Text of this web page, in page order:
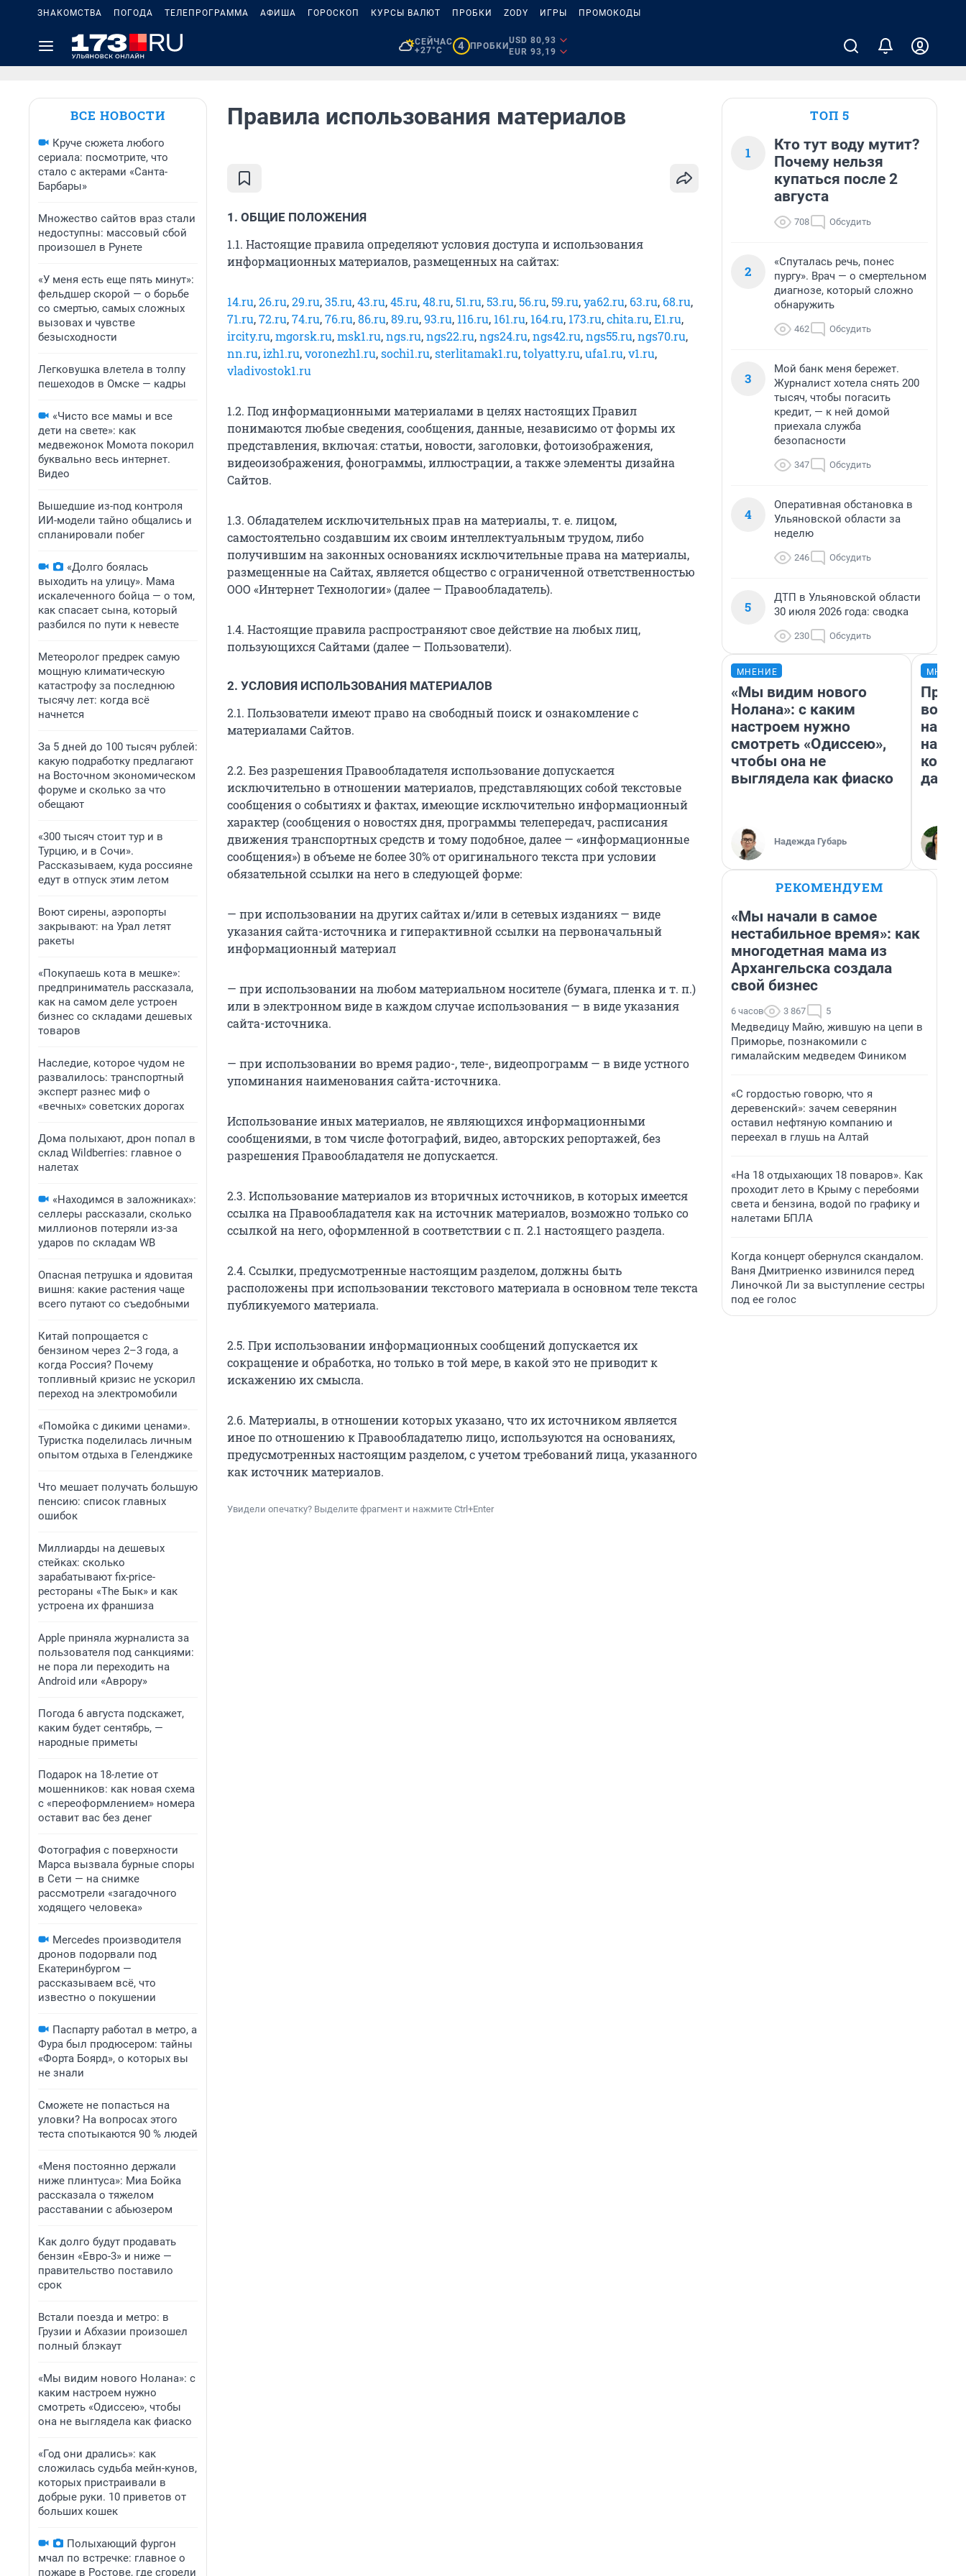
ЗНАКОМСТВА ПОГОДА ТЕЛЕПРОГРАММА АФИША ГОРОСКОП КУРСЫ ВАЛЮТ ПРОБКИ ZODY ИГРЫ ПРОМОКОДЫ
СЕЙЧАС
+27°C
4 ПРОБКИ
USD 80,93
EUR 93,19
ВСЕ НОВОСТИ
Круче сюжета любого
сериала: посмотрите, что
стало с актерами «Санта-
Барбары»
Множество сайтов враз стали
недоступны: массовый сбой
произошел в Рунете
«У меня есть еще пять минут»:
фельдшер скорой — о борьбе
со смертью, самых сложных
вызовах и чувстве
безысходности
Легковушка влетела в толпу
пешеходов в Омске — кадры
«Чисто все мамы и все
дети на свете»: как
медвежонок Момота покорил
буквально весь интернет.
Видео
Вышедшие из-под контроля
ИИ-модели тайно общались и
спланировали побег
«Долго боялась
выходить на улицу». Мама
искалеченного бойца — о том,
как спасает сына, который
разбился по пути к невесте
Метеоролог предрек самую
мощную климатическую
катастрофу за последнюю
тысячу лет: когда всё
начнется
За 5 дней до 100 тысяч рублей:
какую подработку предлагают
на Восточном экономическом
форуме и сколько за что
обещают
«300 тысяч стоит тур и в
Турцию, и в Сочи».
Рассказываем, куда россияне
едут в отпуск этим летом
Воют сирены, аэропорты
закрывают: на Урал летят
ракеты
«Покупаешь кота в мешке»:
предприниматель рассказала,
как на самом деле устроен
бизнес со складами дешевых
товаров
Наследие, которое чудом не
развалилось: транспортный
эксперт разнес миф о
«вечных» советских дорогах
Дома полыхают, дрон попал в
склад Wildberries: главное о
налетах
«Находимся в заложниках»:
селлеры рассказали, сколько
миллионов потеряли из-за
ударов по складам WB
Опасная петрушка и ядовитая
вишня: какие растения чаще
всего путают со съедобными
Китай попрощается с
бензином через 2–3 года, а
когда Россия? Почему
топливный кризис не ускорил
переход на электромобили
«Помойка с дикими ценами».
Туристка поделилась личным
опытом отдыха в Геленджике
Что мешает получать большую
пенсию: список главных
ошибок
Миллиарды на дешевых
стейках: сколько
зарабатывают fix-price-
рестораны «The Бык» и как
устроена их франшиза
Apple приняла журналиста за
пользователя под санкциями:
не пора ли переходить на
Android или «Аврору»
Погода 6 августа подскажет,
каким будет сентябрь, —
народные приметы
Подарок на 18-летие от
мошенников: как новая схема
с «переоформлением» номера
оставит вас без денег
Фотография с поверхности
Марса вызвала бурные споры
в Сети — на снимке
рассмотрели «загадочного
ходящего человека»
Mercedes производителя
дронов подорвали под
Екатеринбургом —
рассказываем всё, что
известно о покушении
Паспарту работал в метро, а
Фура был продюсером: тайны
«Форта Боярд», о которых вы
не знали
Сможете не попасться на
уловки? На вопросах этого
теста спотыкаются 90 % людей
«Меня постоянно держали
ниже плинтуса»: Миа Бойка
рассказала о тяжелом
расставании с абьюзером
Как долго будут продавать
бензин «Евро-3» и ниже —
правительство поставило
срок
Встали поезда и метро: в
Грузии и Абхазии произошел
полный блэкаут
«Мы видим нового Нолана»: с
каким настроем нужно
смотреть «Одиссею», чтобы
она не выглядела как фиаско
«Год они дрались»: как
сложилась судьба мейн-кунов,
которых пристраивали в
добрые руки. 10 приветов от
больших кошек
Полыхающий фургон
мчал по встречке: главное о
пожаре в Ростове, где сгорели
Правила использования материалов
1. ОБЩИЕ ПОЛОЖЕНИЯ
1.1. Настоящие правила определяют условия доступа и использования
информационных материалов, размещенных на сайтах:
14.ru,26.ru,29.ru,35.ru,43.ru,45.ru,48.ru,51.ru,53.ru,56.ru,59.ru,ya62.ru, 63.ru, 68.ru,
71.ru,72.ru,74.ru,76.ru,86.ru,89.ru,93.ru, 116.ru, 161.ru, 164.ru, 173.ru,chita.ru,E1.ru,
ircity.ru,mgorsk.ru,msk1.ru,ngs.ru,ngs22.ru,ngs24.ru,ngs42.ru,ngs55.ru,ngs70.ru,
nn.ru,izh1.ru,voronezh1.ru,sochi1.ru,sterlitamak1.ru,tolyatty.ru,ufa1.ru,v1.ru,
vladivostok1.ru
1.2. Под информационными материалами в целях настоящих Правил
понимаются любые сведения, сообщения, данные, независимо от формы их
представления, включая: статьи, новости, заголовки, фотоизображения,
видеоизображения, фонограммы, иллюстрации, а также элементы дизайна
Сайтов.
1.3. Обладателем исключительных прав на материалы, т. е. лицом,
самостоятельно создавшим их своим интеллектуальным трудом, либо
получившим на законных основаниях исключительные права на материалы,
размещенные на Сайтах, является общество с ограниченной ответственностью
ООО «Интернет Технологии» (далее — Правообладатель).
1.4. Настоящие правила распространяют свое действие на любых лиц,
пользующихся Сайтами (далее — Пользователи).
2. УСЛОВИЯ ИСПОЛЬЗОВАНИЯ МАТЕРИАЛОВ
2.1. Пользователи имеют право на свободный поиск и ознакомление с
материалами Сайтов.
2.2. Без разрешения Правообладателя использование допускается
исключительно в отношении материалов, представляющих собой текстовые
сообщения о событиях и фактах, имеющие исключительно информационный
характер (сообщения о новостях дня, программы телепередач, расписания
движения транспортных средств и тому подобное, далее — «информационные
сообщения») в объеме не более 30% от оригинального текста при условии
обязательной ссылки на него в следующей форме:
— при использовании на других сайтах и/или в сетевых изданиях — виде
указания сайта-источника и гиперактивной ссылки на первоначальный
информационный материал
— при использовании на любом материальном носителе (бумага, пленка и т. п.)
или в электронном виде в каждом случае использования — в виде указания
сайта-источника.
— при использовании во время радио-, теле-, видеопрограмм — в виде устного
упоминания наименования сайта-источника.
Использование иных материалов, не являющихся информационными
сообщениями, в том числе фотографий, видео, авторских репортажей, без
разрешения Правообладателя не допускается.
2.3. Использование материалов из вторичных источников, в которых имеется
ссылка на Правообладателя как на источник материалов, возможно только со
ссылкой на него, оформленной в соответствии с п. 2.1 настоящего раздела.
2.4. Ссылки, предусмотренные настоящим разделом, должны быть
расположены при использовании текстового материала в основном теле текста
публикуемого материала.
2.5. При использовании информационных сообщений допускается их
сокращение и обработка, но только в той мере, в какой это не приводит к
искажению их смысла.
2.6. Материалы, в отношении которых указано, что их источником является
иное по отношению к Правообладателю лицо, используются на основаниях,
предусмотренных настоящим разделом, с учетом требований лица, указанного
как источник материалов.
Увидели опечатку? Выделите фрагмент и нажмите Ctrl+Enter
ТОП 5
1
Кто тут воду мутит?
Почему нельзя
купаться после 2
августа
708 Обсудить
2
«Спуталась речь, понес
пургу». Врач — о смертельном
диагнозе, который сложно
обнаружить
462 Обсудить
3
Мой банк меня бережет.
Журналист хотела снять 200
тысяч, чтобы погасить
кредит, — к ней домой
приехала служба
безопасности
347 Обсудить
4
Оперативная обстановка в
Ульяновской области за
неделю
246 Обсудить
5
ДТП в Ульяновской области
30 июля 2026 года: сводка
230 Обсудить
МНЕНИЕ
«Мы видим нового
Нолана»: с каким
настроем нужно
смотреть «Одиссею»,
чтобы она не
выглядела как фиаско
Надежда Губарь
нам
даже
РЕКОМЕНДУЕМ
«Мы начали в самое
нестабильное время»: как
многодетная мама из
Архангельска создала
свой бизнес
6 часов 3 867 5
Медведицу Майю, жившую на цепи в
Приморье, познакомили с
гималайским медведем Фиником
«С гордостью говорю, что я
деревенский»: зачем северянин
оставил нефтяную компанию и
переехал в глушь на Алтай
«На 18 отдыхающих 18 поваров». Как
проходит лето в Крыму с перебоями
света и бензина, водой по графику и
налетами БПЛА
Когда концерт обернулся скандалом.
Ваня Дмитриенко извинился перед
Линочкой Ли за выступление сестры
под ее голос